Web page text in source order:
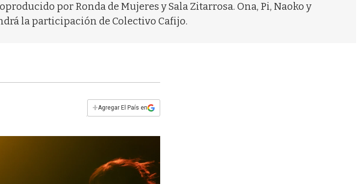
por Ronda de Mujeres y Sala Zitarrosa. Ona, Pi, Naoko y
la participación de Colectivo Cafijo.
+Agregar El País en